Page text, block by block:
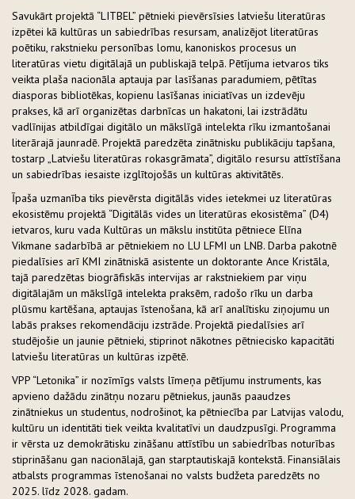
Savukārt projektā “LITBEL” pētnieki pievērsīsies latviešu literatūras
izpētei kā kultūras un sabiedrības resursam, analizējot literatūras
poētiku, rakstnieku personības lomu, kanoniskos procesus un
literatūras vietu digitālajā un publiskajā telpā. Pētījuma ietvaros tiks
veikta plaša nacionāla aptauja par lasīšanas paradumiem, pētītas
diasporas bibliotēkas, kopienu lasīšanas iniciatīvas un izdevēju
prakses, kā arī organizētas darbnīcas un hakatoni, lai izstrādātu
vadlīnijas atbildīgai digitālo un mākslīgā intelekta rīku izmantošanai
literārajā jaunradē. Projektā paredzēta zinātnisku publikāciju tapšana,
tostarp „Latviešu literatūras rokasgrāmata”, digitālo resursu attīstīšana
un sabiedrības iesaiste izglītojošās un kultūras aktivitātēs.
Īpaša uzmanība tiks pievērsta digitālās vides ietekmei uz literatūras
ekosistēmu projektā “Digitālās vides un literatūras ekosistēma” (D4)
ietvaros, kuru vada Kultūras un mākslu institūta pētniece Elīna
Vikmane sadarbībā ar pētniekiem no LU LFMI un LNB. Darba pakotnē
piedalīsies arī KMI zinātniskā asistente un doktorante Ance Kristāla,
tajā paredzētas biogrāfiskās intervijas ar rakstniekiem par viņu
digitālajām un mākslīgā intelekta praksēm, radošo rīku un darba
plūsmu kartēšana, aptaujas īstenošana, kā arī analītisku ziņojumu un
labās prakses rekomendāciju izstrāde. Projektā piedalīsies arī
studējošie un jaunie pētnieki, stiprinot nākotnes pētniecisko kapacitāti
latviešu literatūras un kultūras izpētē.
VPP “Letonika” ir nozīmīgs valsts līmeņa pētījumu instruments, kas
apvieno dažādu zinātņu nozaru pētniekus, jaunās paaudzes
zinātniekus un studentus, nodrošinot, ka pētniecība par Latvijas valodu,
kultūru un identitāti tiek veikta kvalitatīvi un daudzpusīgi. Programma
ir vērsta uz demokrātisku zināšanu attīstību un sabiedrības noturības
stiprināšanu gan nacionālajā, gan starptautiskajā kontekstā. Finansiālais
atbalsts programmas īstenošanai no valsts budžeta paredzēts no
2025. līdz 2028. gadam.